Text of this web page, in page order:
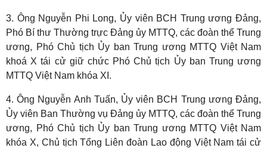
3. Ông Nguyễn Phi Long, Ủy viên BCH Trung ương Đảng,
Phó Bí thư Thường trực Đảng ủy MTTQ, các đoàn thể Trung
ương, Phó Chủ tịch Ủy ban Trung ương MTTQ Việt Nam
khoá X tái cử giữ chức Phó Chủ tịch Ủy ban Trung ương
MTTQ Việt Nam khóa XI.
4. Ông Nguyễn Anh Tuấn, Ủy viên BCH Trung ương Đảng,
Ủy viên Ban Thường vụ Đảng ủy MTTQ, các đoàn thể Trung
ương, Phó Chủ tịch Ủy ban Trung ương MTTQ Việt Nam
khóa X, Chủ tịch Tổng Liên đoàn Lao động Việt Nam tái cử